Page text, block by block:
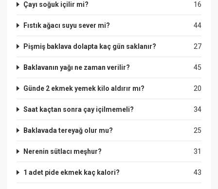
16
Çayı soğuk içilir mi?
44
Fıstık ağacı suyu sever mi?
27
Pişmiş baklava dolapta kaç gün saklanır?
45
Baklavanın yağı ne zaman verilir?
20
Günde 2 ekmek yemek kilo aldırır mı?
34
Saat kaçtan sonra çay içilmemeli?
25
Baklavada tereyağ olur mu?
31
Nerenin sütlacı meşhur?
43
1 adet pide ekmek kaç kalori?